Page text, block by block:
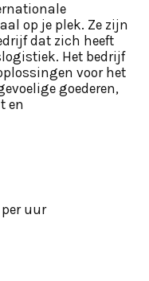
op je plek. Ze zijn
dat zich heeft
Het bedrijf
voor het
goederen,
en
per uur